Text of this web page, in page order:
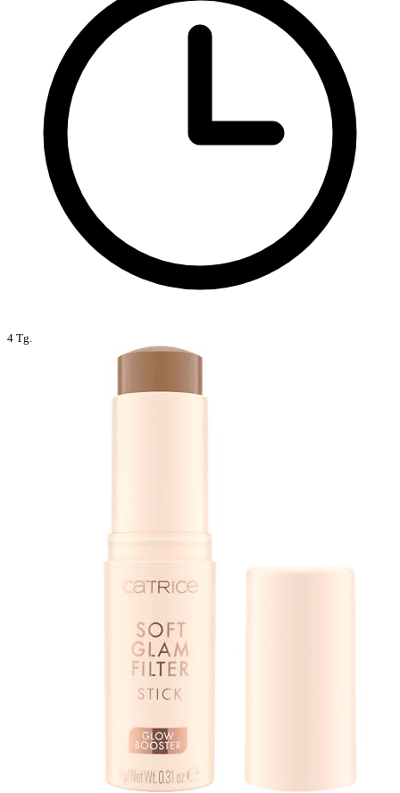
4 Tg.